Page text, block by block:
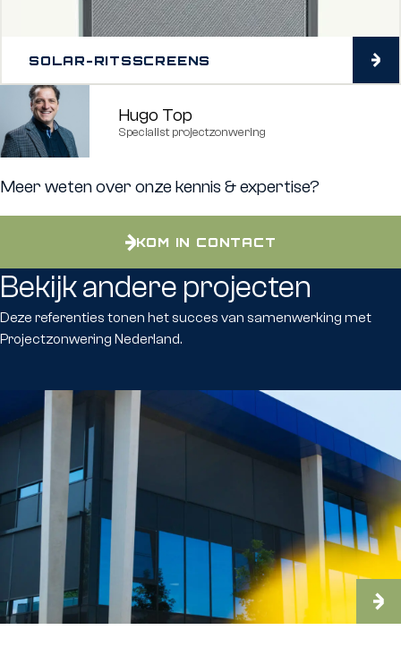
SOLAR-RITSSCREENS
Meer weten over onze kennis & expertise?
Hugo Top
Specialist projectzonwering
KOM IN CONTACT
Bekijk andere projecten
Deze referenties tonen het succes van samenwerking met
Projectzonwering Nederland.